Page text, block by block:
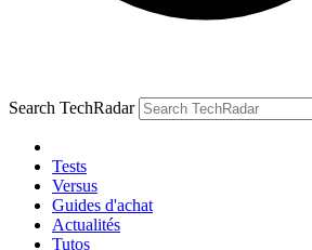
Search TechRadar
Tests
Versus
Guides d'achat
Actualités
Tutos